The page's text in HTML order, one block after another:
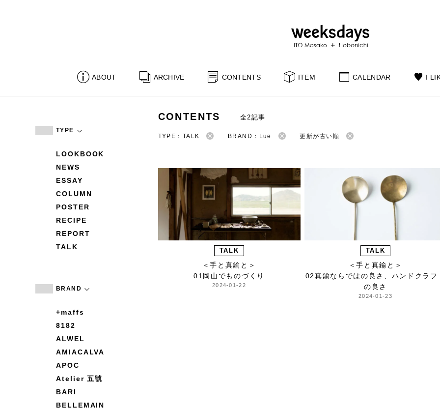
ABOUT ARCHIVE CONTENTS ITEM CALENDAR I
TYPE
LOOKBOOK
NEWS
ESSAY
COLUMN
POSTER
RECIPE
REPORT
TALK
BRAND
+maffs
8182
ALWEL
AMIACALVA
APOC
Atelier 五號
BARI
BELLEMAIN
CONTENTS 全2記事
TYPE：TALK BRAND：Lue 更新が古い順
TALK
＜手と真鍮と＞
01岡山でものづくり
2024-01-22
TALK
＜手と真鍮と＞
02真鍮ならではの良さ、ハンドクラフ
の良さ
2024-01-23